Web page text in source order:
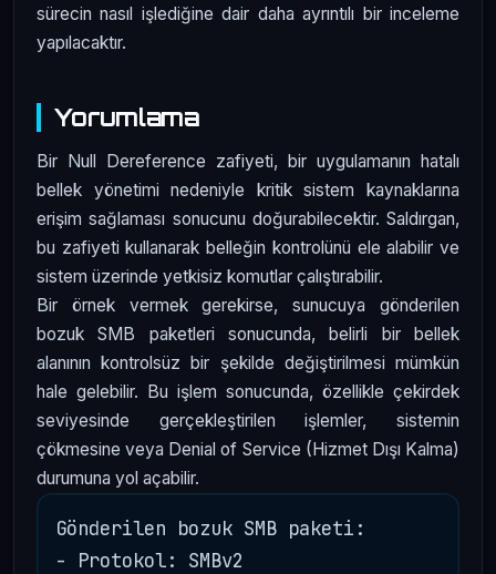
sürecin nasıl işlediğine dair daha ayrıntılı bir inceleme
yapılacaktır.
Yorumlama
Bir Null Dereference zafiyeti, bir uygulamanın hatalı
bellek yönetimi nedeniyle kritik sistem kaynaklarına
erişim sağlaması sonucunu doğurabilecektir. Saldırgan,
bu zafiyeti kullanarak belleğin kontrolünü ele alabilir ve
sistem üzerinde yetkisiz komutlar çalıştırabilir.
Bir örnek vermek gerekirse, sunucuya gönderilen
bozuk SMB paketleri sonucunda, belirli bir bellek
alanının kontrolsüz bir şekilde değiştirilmesi mümkün
hale gelebilir. Bu işlem sonucunda, özellikle çekirdek
seviyesinde gerçekleştirilen işlemler, sistemin
çökmesine veya Denial of Service (Hizmet Dışı Kalma)
durumuna yol açabilir.
Gönderilen bozuk SMB paketi:
- Protokol: SMBv2